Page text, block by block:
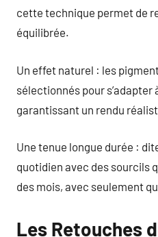
cette technique permet de
équilibrée.
Un effet naturel : les
sélectionnés pour s’adapter
garantissant un rendu
Une tenue longue durée :
quotidien avec des sourcils
des mois, avec seulement
Les Retouches